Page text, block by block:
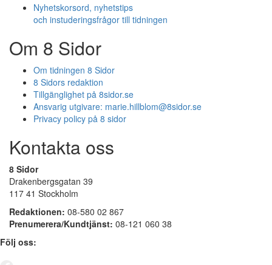
Nyhetskorsord, nyhetstips
och instuderingsfrågor till tidningen
Om 8 Sidor
Om tidningen 8 Sidor
8 Sidors redaktion
Tillgänglighet på 8sidor.se
Ansvarig utgivare: marie.hillblom@8sidor.se
Privacy policy på 8 sidor
Kontakta oss
8 Sidor
Drakenbergsgatan 39
117 41 Stockholm
Redaktionen: 08-580 02 867
Prenumerera/Kundtjänst: 08-121 060 38
Följ oss: